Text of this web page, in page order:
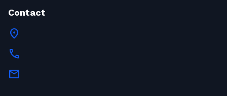
Contact
location_on
call
mail